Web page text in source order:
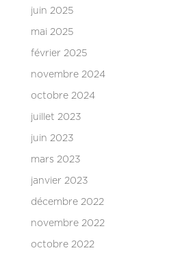
juin 2025
mai 2025
février 2025
novembre 2024
octobre 2024
juillet 2023
juin 2023
mars 2023
janvier 2023
décembre 2022
novembre 2022
octobre 2022